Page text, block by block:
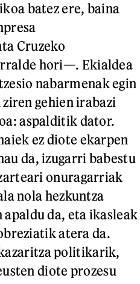
batez ere, baina
Cruzeko
hori—. Ekialdea
nabarmenak egin
gehien irabazi
aspalditik dator.
ez diote ekarpen
da, izugarri babestu
onuragarriak
nola hezkuntza
da, eta ikasleak
atera da.
politikarik,
diote prozesu